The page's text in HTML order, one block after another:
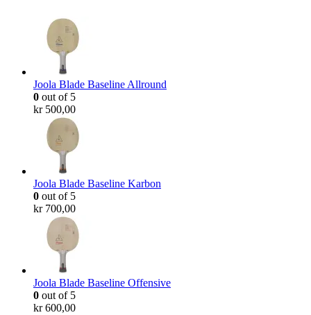
Joola Blade Baseline Allround
0 out of 5
kr500,00
Joola Blade Baseline Karbon
0 out of 5
kr700,00
Joola Blade Baseline Offensive
0 out of 5
kr600,00